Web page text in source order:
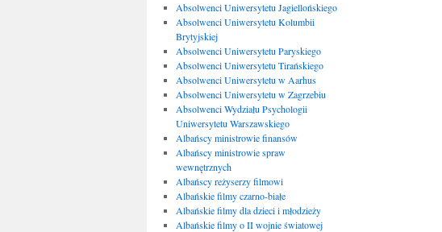
Absolwenci Uniwersytetu Jagiellońskiego
Absolwenci Uniwersytetu Kolumbii
Brytyjskiej
Absolwenci Uniwersytetu Paryskiego
Absolwenci Uniwersytetu Tirańskiego
Absolwenci Uniwersytetu w Aarhus
Absolwenci Uniwersytetu w Zagrzebiu
Absolwenci Wydziału Psychologii
Uniwersytetu Warszawskiego
Albańscy ministrowie finansów
Albańscy ministrowie spraw
wewnętrznych
Albańscy reżyserzy filmowi
Albańskie filmy czarno-białe
Albańskie filmy dla dzieci i młodzieży
Albańskie filmy o II wojnie światowej